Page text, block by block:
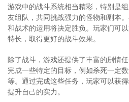
游戏中的战斗系统相当精彩，特别是
友组队，共同挑战强力的怪物和副本
和战术的运用将决定胜负。玩家们可
特长，取得更好的战斗效果。
除了战斗，游戏还提供了丰富的剧情
完成一些特定的目标，例如杀死一定
等。通过完成这些任务，玩家可以获
提升自己的实力。